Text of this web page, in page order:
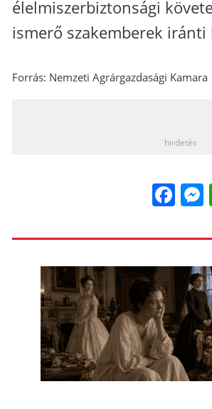
élelmiszerbiztonsági
ismerő szakemberek
Forrás: Nemzeti Agrárgazdasági Kamara
hirdetés